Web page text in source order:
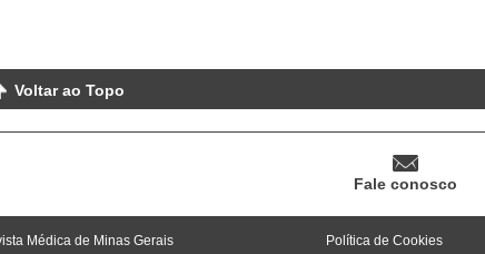
Voltar ao Topo
Fale conosco
Médica de Minas Gerais Política de Cookies